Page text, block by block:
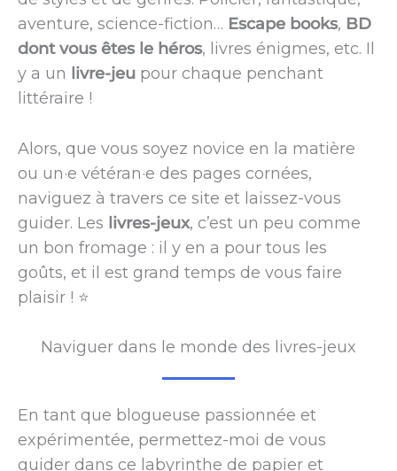
aventure, science-fiction… Escape books, BD
dont vous êtes le héros, livres énigmes, etc. Il
y a un livre-jeu pour chaque penchant
littéraire !
Alors, que vous soyez novice en la matière
ou un·e vétéran·e des pages cornées,
naviguez à travers ce site et laissez-vous
guider. Les livres-jeux, c’est un peu comme
un bon fromage : il y en a pour tous les
goûts, et il est grand temps de vous faire
plaisir ! ⭐️
Naviguer dans le monde des livres-jeux
En tant que blogueuse passionnée et
expérimentée, permettez-moi de vous
guider dans ce labyrinthe de papier et